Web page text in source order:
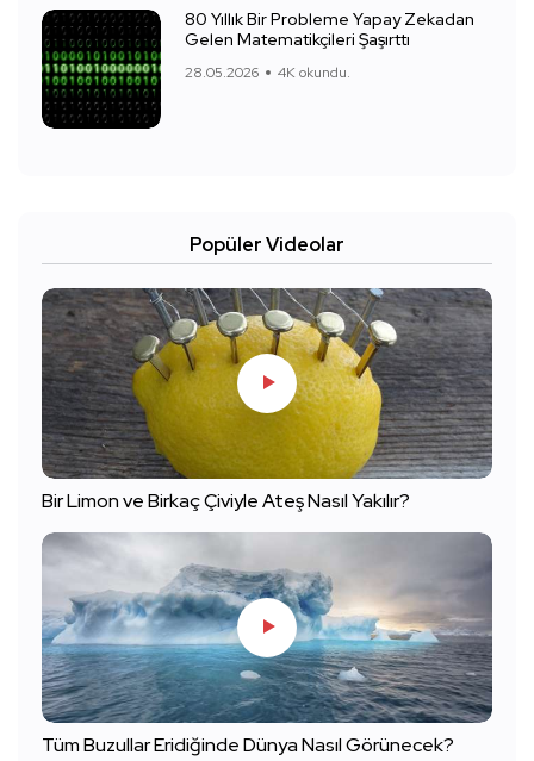
80 Yıllık Bir Probleme Yapay Zekadan
Gelen Matematikçileri Şaşırttı
28.05.2026 4K okundu.
Popüler Videolar
Bir Limon ve Birkaç Çiviyle Ateş Nasıl Yakılır?
Tüm Buzullar Eridiğinde Dünya Nasıl Görünecek?